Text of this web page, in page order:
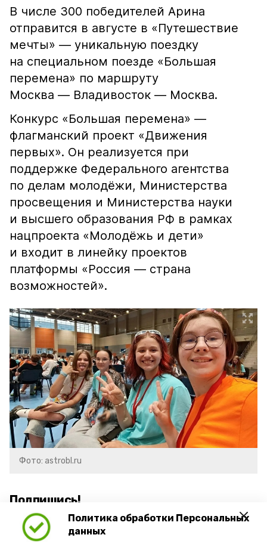
Политика обработки Персональных
данных
В числе 300 победителей Арина
отправится в августе в «Путешествие
мечты» — уникальную поездку
на специальном поезде «Большая
перемена» по маршруту
Москва — Владивосток — Москва.
Конкурс «Большая перемена» —
флагманский проект «Движения
первых». Он реализуется при
поддержке Федерального агентства
по делам молодёжи, Министерства
просвещения и Министерства науки
и высшего образования РФ в рамках
нацпроекта «Молодёжь и дети»
и входит в линейку проектов
платформы «Россия — страна
возможностей».
Фото: astrobl.ru
Подпишись!